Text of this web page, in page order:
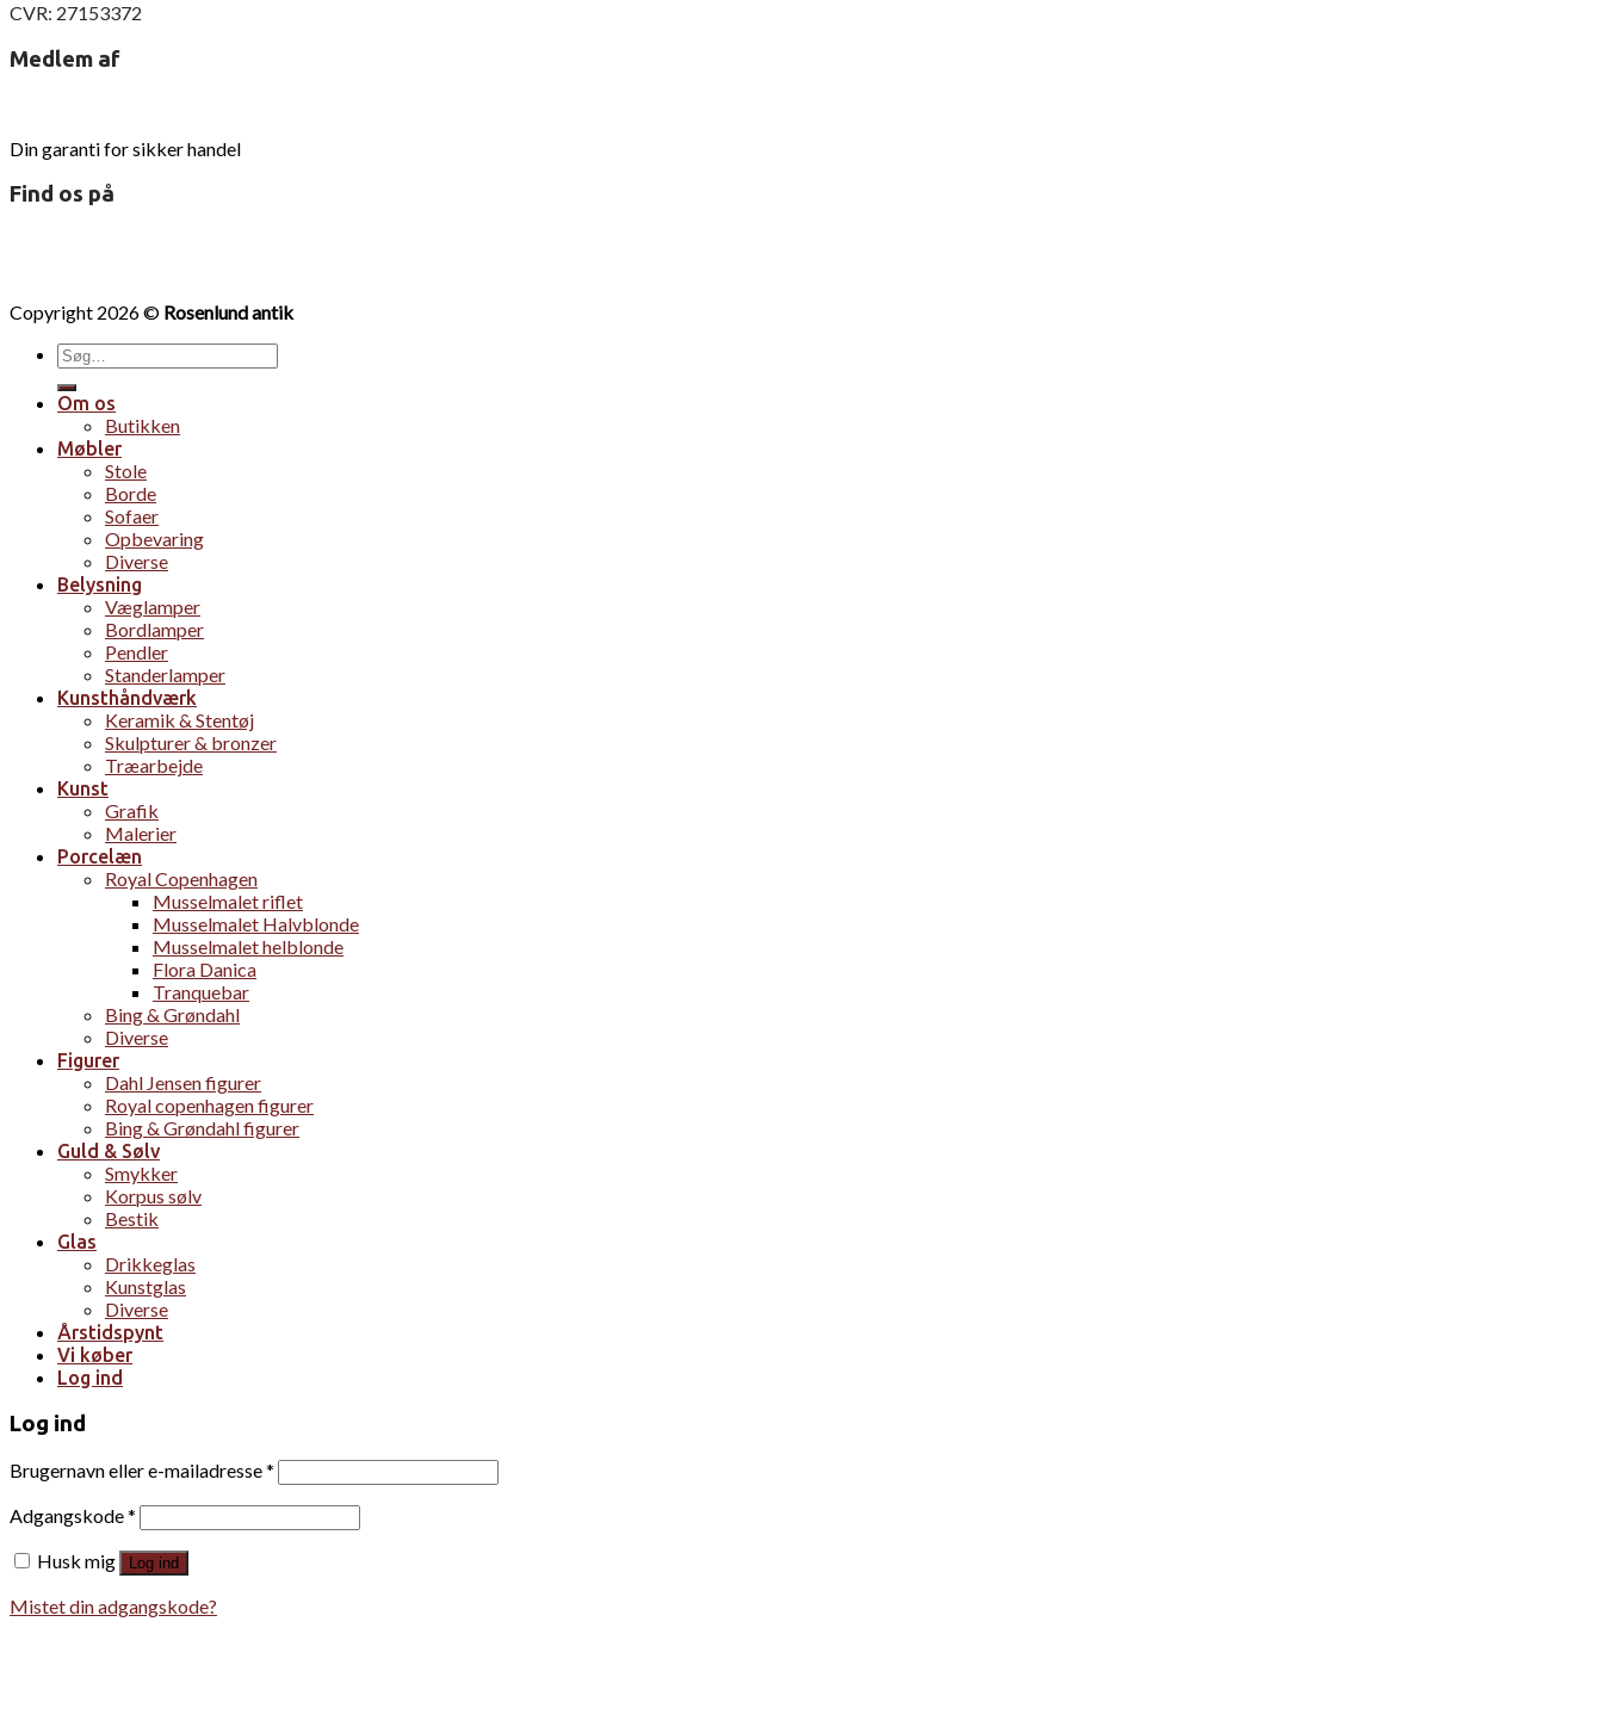
CVR: 27153372
Medlem af
Din garanti for sikker handel
Find os på
Copyright 2026 © Rosenlund antik
Søg
efter:
Om os
Butikken
Møbler
Stole
Borde
Sofaer
Opbevaring
Diverse
Belysning
Væglamper
Bordlamper
Pendler
Standerlamper
Kunsthåndværk
Keramik & Stentøj
Skulpturer & bronzer
Træarbejde
Kunst
Grafik
Malerier
Porcelæn
Royal Copenhagen
Musselmalet riflet
Musselmalet Halvblonde
Musselmalet helblonde
Flora Danica
Tranquebar
Bing & Grøndahl
Diverse
Figurer
Dahl Jensen figurer
Royal copenhagen figurer
Bing & Grøndahl figurer
Guld & Sølv
Smykker
Korpus sølv
Bestik
Glas
Drikkeglas
Kunstglas
Diverse
Årstidspynt
Vi køber
Log ind
Log ind
Brugernavn eller e-mailadresse*
Adgangskode*
Husk mig
Log ind
Mistet din adgangskode?